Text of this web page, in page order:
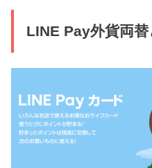
LINE Pay外貨両替